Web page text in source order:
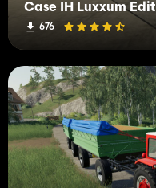
Case IH Luxxum Edit
676